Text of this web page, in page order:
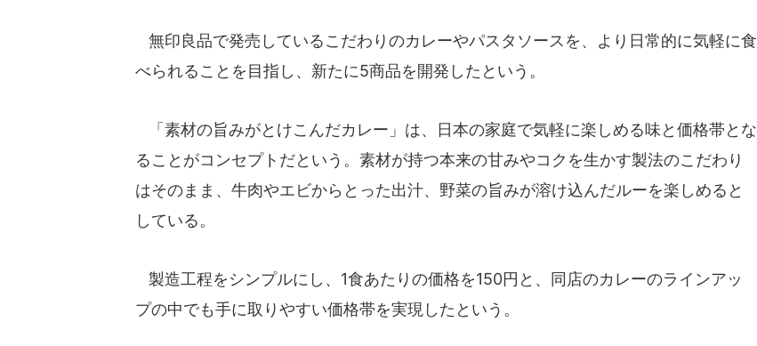
無印良品で発売しているこだわりのカレーやパスタソースを、より日常的に気軽に食
べられることを目指し、新たに5商品を開発したという。
「素材の旨みがとけこんだカレー」は、日本の家庭で気軽に楽しめる味と価格帯とな
ることがコンセプトだという。素材が持つ本来の甘みやコクを生かす製法のこだわり
はそのまま、牛肉やエビからとった出汁、野菜の旨みが溶け込んだルーを楽しめると
している。
製造工程をシンプルにし、1食あたりの価格を150円と、同店のカレーのラインアッ
プの中でも手に取りやすい価格帯を実現したという。